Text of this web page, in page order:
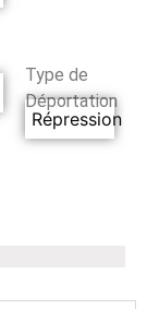
Type de
Déportation
Répression